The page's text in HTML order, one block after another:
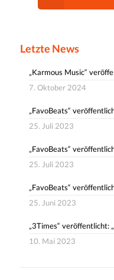
Letzte News
„Karmous Music“
7. Oktober 2024
„FavoBeats“
25. Juli 2023
„FavoBeats“
25. Juli 2023
„FavoBeats“
25. Juni 2023
„3Times“ veröffentlicht:
10. Mai 2023